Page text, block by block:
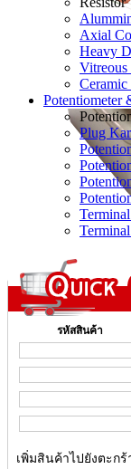
Axial
Heavy
Vitreous
Ceramic
Potentiometer
Plug
รหัสสินค้า
เพิ่มสินค้าไปยังตะกร้